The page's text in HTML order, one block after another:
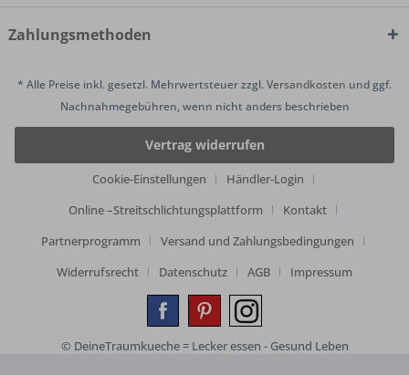
Zahlungsmethoden
* Alle Preise inkl. gesetzl. Mehrwertsteuer zzgl.Versandkosten und ggf.
Nachnahmegebühren, wenn nicht anders beschrieben
Vertrag widerrufen
Cookie-Einstellungen
Händler-Login
Online –Streitschlichtungsplattform
Kontakt
Partnerprogramm
Versand und Zahlungsbedingungen
Widerrufsrecht
Datenschutz AGB Impressum
© DeineTraumkueche = Lecker essen - Gesund Leben